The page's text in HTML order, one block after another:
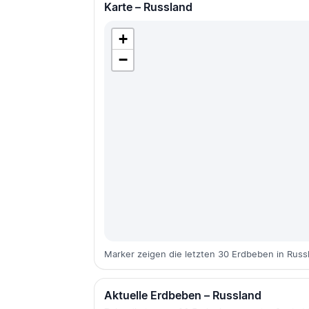
Karte – Russland
+
−
Marker zeigen die letzten 30 Erdbeben in
Aktuelle Erdbeben – Russland